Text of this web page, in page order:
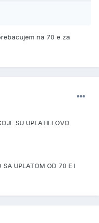
na 70 e za
SU UPLATILI OVO
SA UPLATOM OD 70 E I